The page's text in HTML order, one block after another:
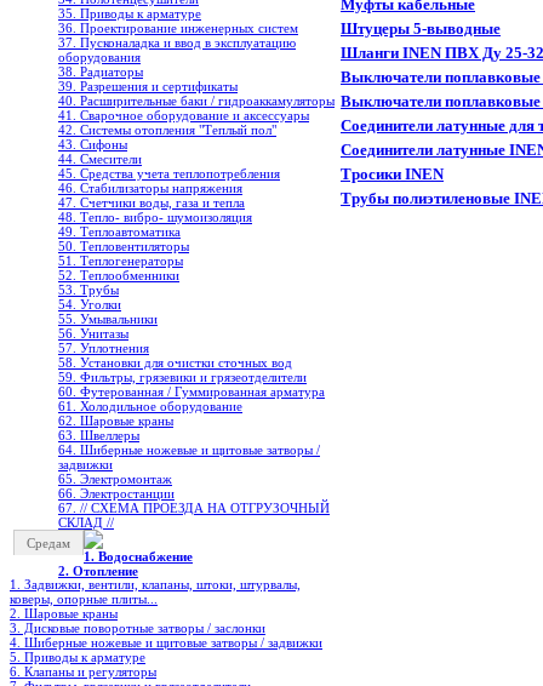
35. Приводы к арматуре
36. Проектирование инженерных систем
37. Пусконаладка и ввод в эксплуатацию
оборудования
38. Радиаторы
39. Разрешения и сертификаты
40. Расширительные баки / гидроаккамуляторы
41. Сварочное оборудование и аксессуары
42. Системы отопления "Теплый пол"
43. Сифоны
44. Смесители
45. Средства учета теплопотребления
46. Стабилизаторы напряжения
47. Счетчики воды, газа и тепла
48. Тепло- вибро- шумоизоляция
49. Теплоавтоматика
50. Тепловентиляторы
51. Теплогенераторы
52. Теплообменники
53. Трубы
54. Уголки
55. Умывальники
56. Унитазы
57. Уплотнения
58. Установки для очистки сточных вод
59. Фильтры, грязевики и грязеотделители
60. Футерованная / Гуммированная арматура
61. Холодильное oборудование
62. Шаровые краны
63. Швеллеры
64. Шиберные ножевые и щитовые затворы /
задвижки
65. Электромонтаж
66. Электростанции
67. // СХЕМА ПРОЕЗДА НА ОТГРУЗОЧНЫЙ
СКЛАД //
Средам
1. Водоснабжение
2. Отопление
1. Задвижки, вентили, клапаны, штоки, штурвалы,
коверы, опорные плиты...
2. Шаровые краны
3. Дисковые поворотные затворы / заслонки
4. Шиберные ножевые и щитовые затворы / задвижки
5. Приводы к арматуре
6. Клапаны и регуляторы
Муфты кабельные
Штуцеры 5-выводные
Шланги INEN ПВХ Ду 25-
Выключатели
Выключатели
Соединители латунные
Соединители латунные
Тросики INEN
Трубы полиэтиленовые